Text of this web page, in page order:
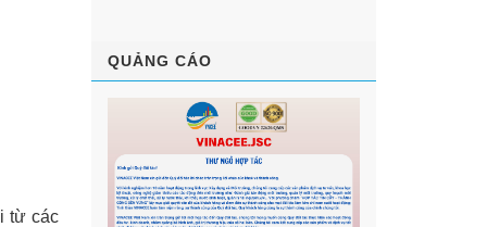
từ các
QUẢNG CÁO